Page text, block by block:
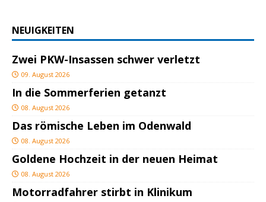
NEUIGKEITEN
Zwei PKW-Insassen schwer verletzt
09. August 2026
In die Sommerferien getanzt
08. August 2026
Das römische Leben im Odenwald
08. August 2026
Goldene Hochzeit in der neuen Heimat
08. August 2026
Motorradfahrer stirbt in Klinikum